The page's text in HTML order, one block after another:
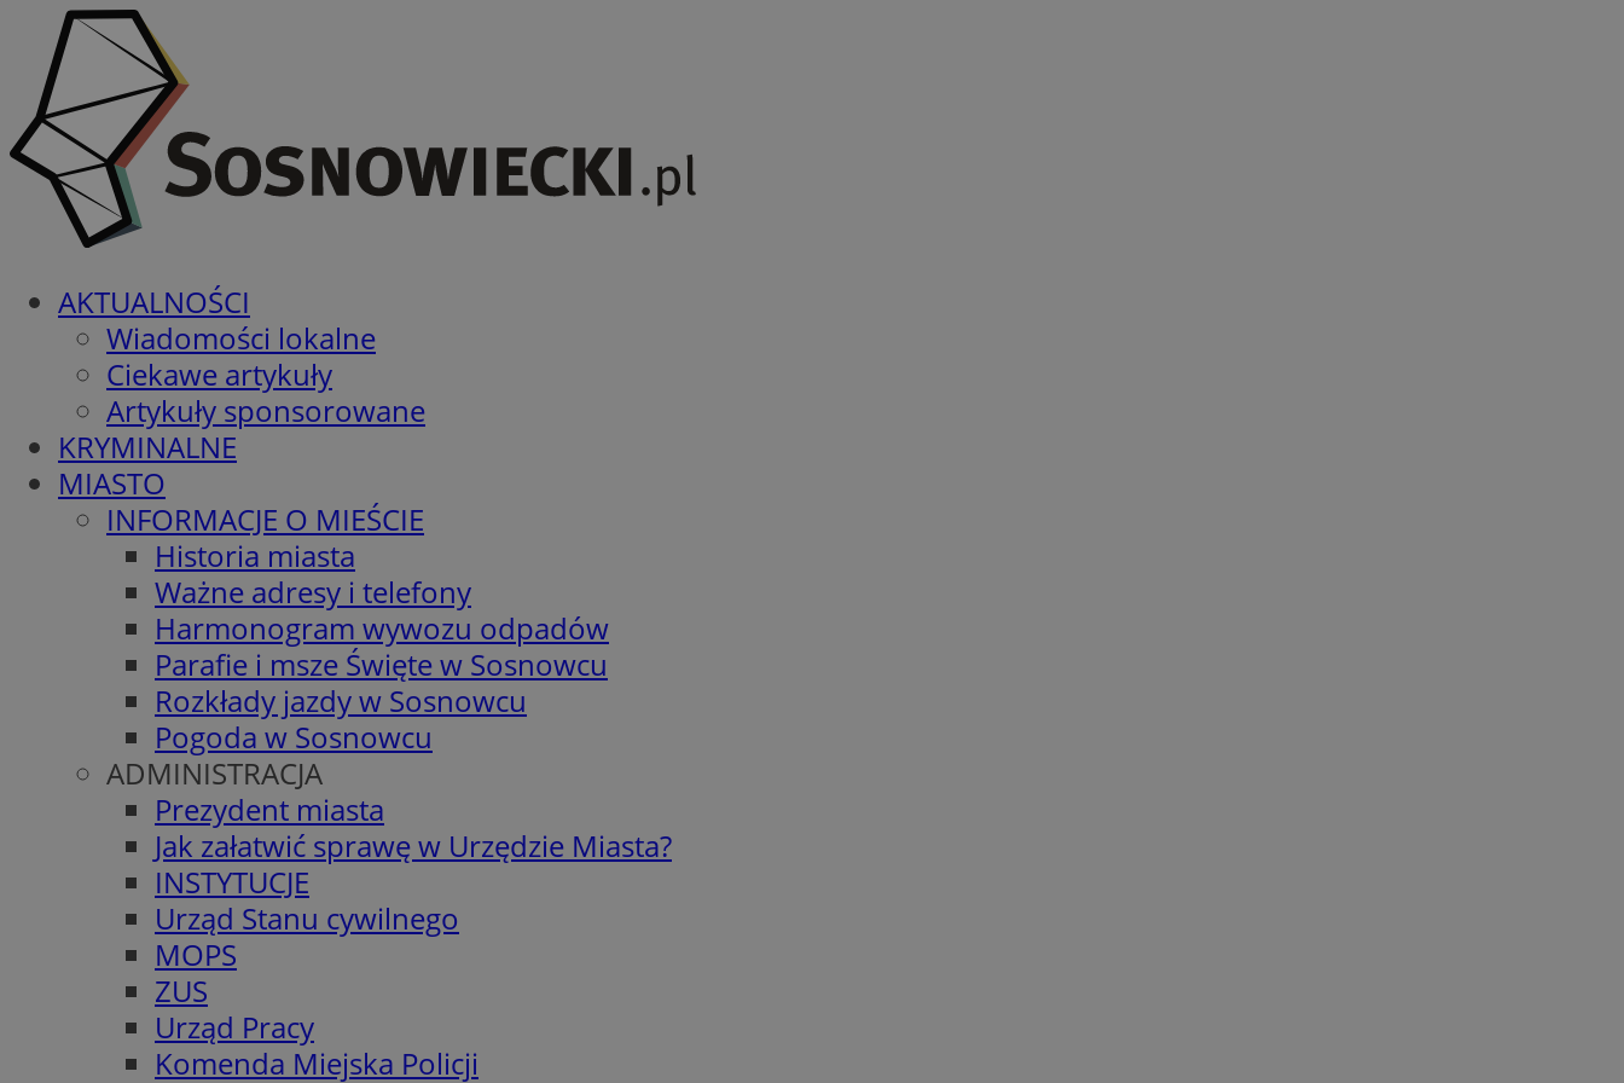
AKTUALNOŚCI
Wiadomości lokalne
Ciekawe artykuły
Artykuły sponsorowane
KRYMINALNE
MIASTO
INFORMACJE O MIEŚCIE
Historia miasta
Ważne adresy i telefony
Harmonogram wywozu odpadów
Parafie i msze Święte w Sosnowcu
Rozkłady jazdy w Sosnowcu
Pogoda w Sosnowcu
ADMINISTRACJA
Prezydent miasta
Jak załatwić sprawę w Urzędzie Miasta?
INSTYTUCJE
Urząd Stanu cywilnego
MOPS
ZUS
Urząd Pracy
Komenda Miejska Policji